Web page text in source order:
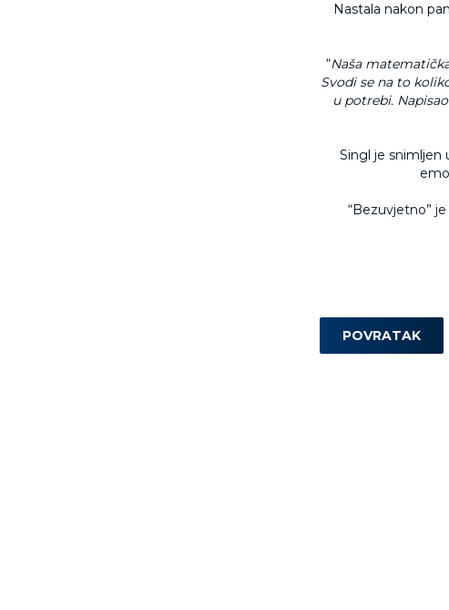
Nastala nakon
“Naša
Svodi se na to
u potrebi.
Singl je snimljen
“Bezuvjetno”
POVRATAK